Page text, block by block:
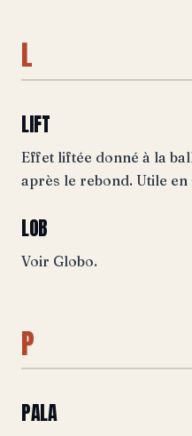
L
LIFT
Effet liftée donné à la
après le rebond. Utile
LOB
Voir Globo.
P
PALA